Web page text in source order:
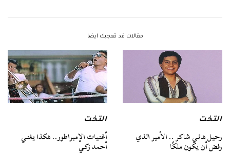
مقالات قد تعجبك ايضا
التخت
رحيل هاني شاكر .. الأمير الذي
رفض أن يكون ملكًا
التخت
أغنيات الإمبراطور.. هكذا يغني
أحمد زكي